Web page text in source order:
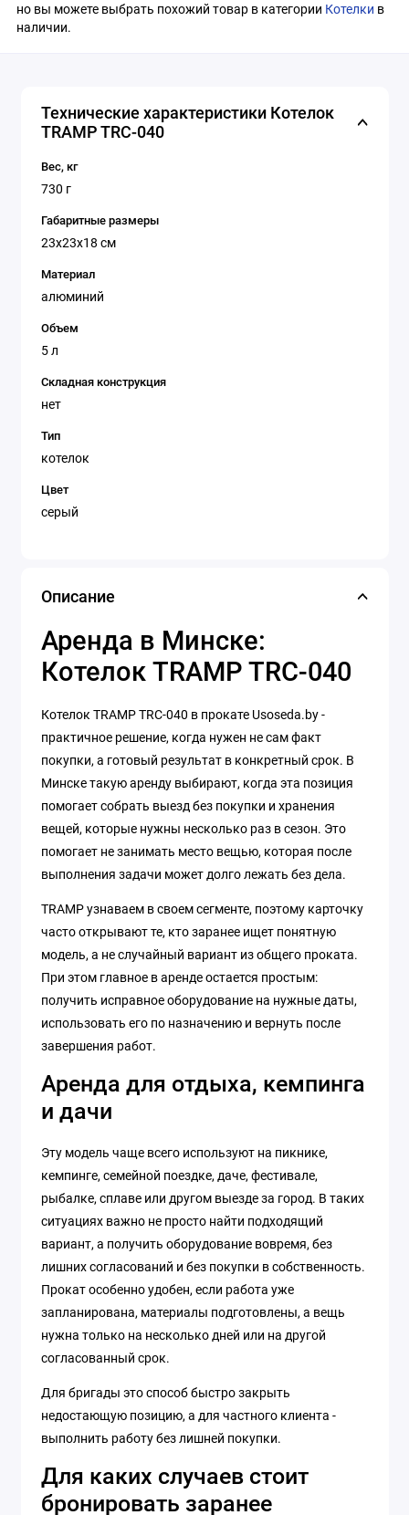
но вы можете выбрать похожий товар в категории Котелки в
наличии.
Технические характеристики Котелок
TRAMP TRC-040
Вес, кг
730 г
Габаритные размеры
23x23x18 см
Материал
алюминий
Объем
5 л
Складная конструкция
нет
Тип
котелок
Цвет
серый
Описание
Аренда в Минске:
Котелок TRAMP TRC-040
Котелок TRAMP TRC-040 в прокате Usoseda.by -
практичное решение, когда нужен не сам факт
покупки, а готовый результат в конкретный срок. В
Минске такую аренду выбирают, когда эта позиция
помогает собрать выезд без покупки и хранения
вещей, которые нужны несколько раз в сезон. Это
помогает не занимать место вещью, которая после
выполнения задачи может долго лежать без дела.
TRAMP узнаваем в своем сегменте, поэтому карточку
часто открывают те, кто заранее ищет понятную
модель, а не случайный вариант из общего проката.
При этом главное в аренде остается простым:
получить исправное оборудование на нужные даты,
использовать его по назначению и вернуть после
завершения работ.
Аренда для отдыха, кемпинга
и дачи
Эту модель чаще всего используют на пикнике,
кемпинге, семейной поездке, даче, фестивале,
рыбалке, сплаве или другом выезде за город. В таких
ситуациях важно не просто найти подходящий
вариант, а получить оборудование вовремя, без
лишних согласований и без покупки в собственность.
Прокат особенно удобен, если работа уже
запланирована, материалы подготовлены, а вещь
нужна только на несколько дней или на другой
согласованный срок.
Для бригады это способ быстро закрыть
недостающую позицию, а для частного клиента -
выполнить работу без лишней покупки.
Для каких случаев стоит
бронировать заранее